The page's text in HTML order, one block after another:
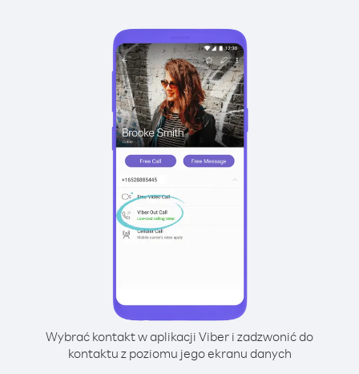
Wybrać kontakt w aplikacji Viber i zadzwonić do
kontaktu z poziomu jego ekranu danych